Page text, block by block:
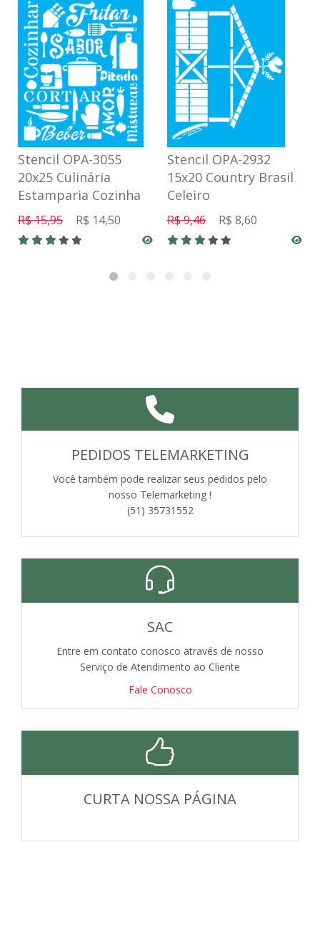
Stencil OPA-3055
20x25 Culinária
Estamparia Cozinha
R$ 15,95 R$ 14,50
Stencil OPA-2932
15x20 Country Brasil
Celeiro
R$ 9,46 R$ 8,60
PEDIDOS TELEMARKETING
Você também pode realizar seus pedidos pelo
nosso Telemarketing !
(51) 35731552
SAC
Entre em contato conosco através de nosso
Serviço de Atendimento ao Cliente
Fale Conosco
CURTA NOSSA PÁGINA